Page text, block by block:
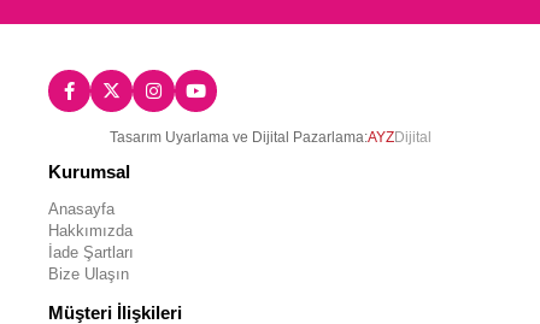
Tasarım Uyarlama ve Dijital Pazarlama:AYZDijital
Kurumsal
Anasayfa
Hakkımızda
İade Şartları
Bize Ulaşın
Müşteri İlişkileri